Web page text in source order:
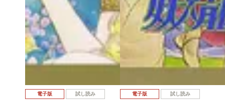
電子版 試し読み 電子版 試し読み